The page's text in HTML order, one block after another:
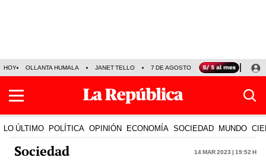
HOY OLLANTA HUMALA JANET TELLO 7 DE AGOSTO TINKA RESULTADOS
LO ÚLTIMO POLÍTICA OPINIÓN ECONOMÍA SOCIEDAD MUNDO
Sociedad 14 Mar 2023 | 19:52 h